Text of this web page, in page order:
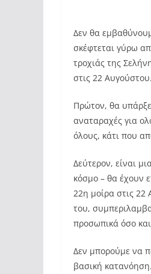
Δεν θα
σκέφτεται γύρω
τροχιάς της
στις 22 Αυγούστου.
Πρώτον, θα
αναταραχές για
όλους, κάτι που
Δεύτερον, είναι
κόσμο – θα έχουν
22η μοίρα στις 22
του,
προσωπικά όσο
Δεν μπορούμε να
βασική